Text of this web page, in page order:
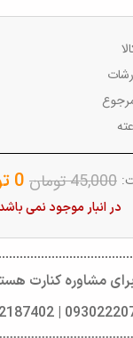
45,000تومان 0
در انبار موجود نمی
مشاوره کنارت
09302220747 |